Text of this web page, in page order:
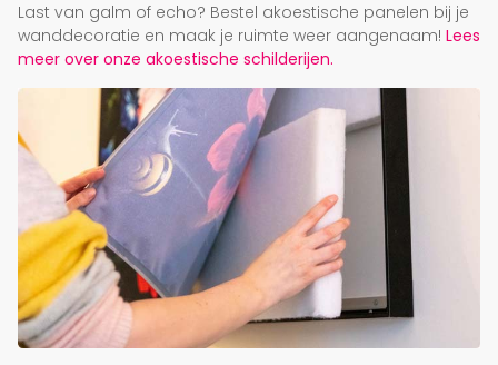
Last van galm of echo? Bestel akoestische panelen bij je
wanddecoratie en maak je ruimte weer aangenaam! Lees
meer over onze akoestische schilderijen.